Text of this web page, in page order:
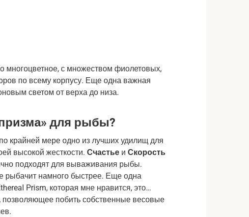
многоцветное, с множеством фиолетовых,
по всему корпусу. Еще одна важная
светом от верха до низа.
для рыбы?
крайней мере одно из лучших удилищ для
высокой жесткости. Счастье и Скорость
подходят для вываживания рыбы.
рыбачит намного быстрее. Еще одна
Prism, которая мне нравится, это…
позволяющее побить собственные весовые